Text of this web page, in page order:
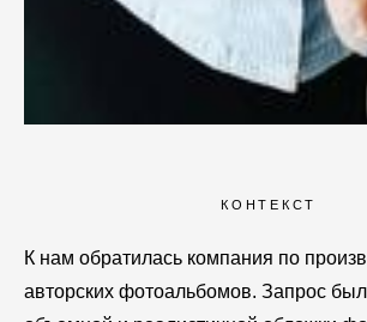
КОНТЕКСТ
К нам обратилась компания по
авторских фотоальбомов. Запрос